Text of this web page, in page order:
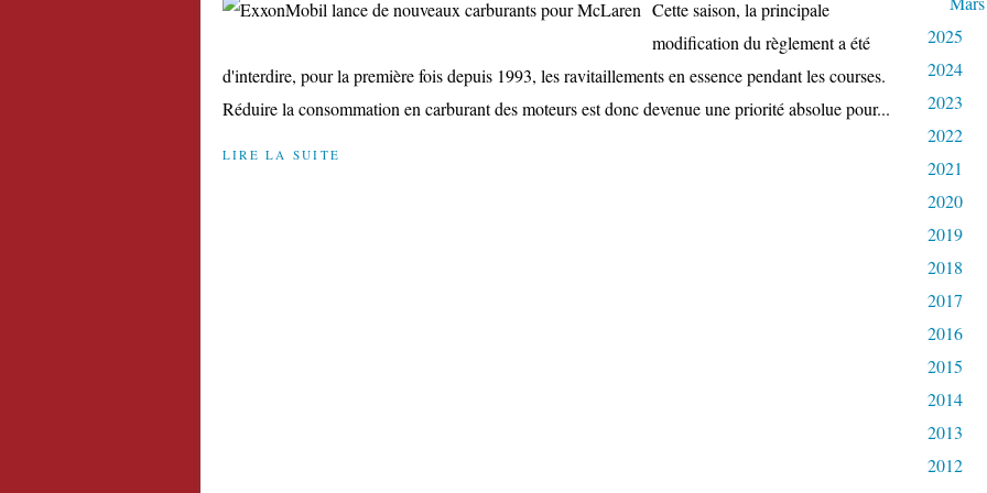
Cette saison, la principale
modification du règlement a été
d'interdire, pour la première fois depuis 1993, les ravitaillements en essence pendant les courses.
Réduire la consommation en carburant des moteurs est donc devenue une priorité absolue pour...
LIRE LA SUITE
2025
2024
2023
2022
2021
2020
2019
2018
2017
2016
2015
2014
2013
2012